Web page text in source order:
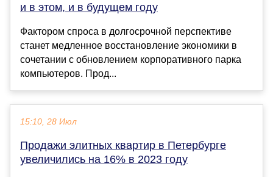
и в этом, и в будущем году
Фактором спроса в долгосрочной перспективе
станет медленное восстановление экономики в
сочетании с обновлением корпоративного парка
компьютеров. Прод...
15:10, 28 Июл
Продажи элитных квартир в Петербурге
увеличились на 16% в 2023 году